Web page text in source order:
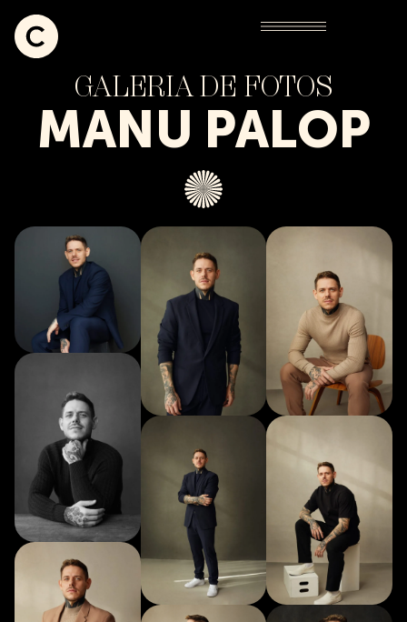
GALERÍA DE FOTOS
MANU PALOP